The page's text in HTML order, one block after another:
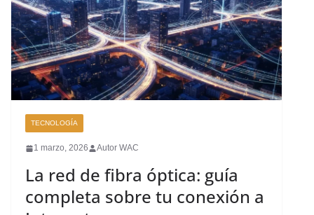
TECNOLOGÍA
1 marzo, 2026 Autor WAC
La red de fibra óptica: guía
completa sobre tu conexión a